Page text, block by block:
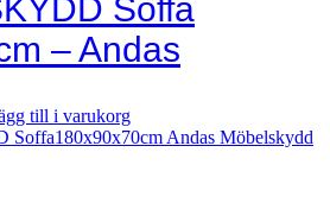
Soffa
– Andas
till i varukorg